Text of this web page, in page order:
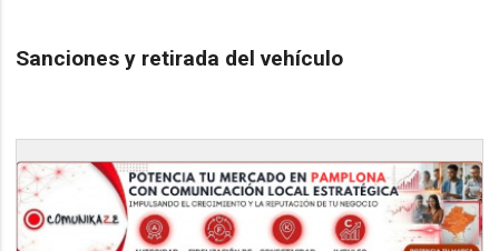
Sanciones y retirada del vehículo